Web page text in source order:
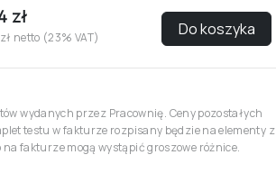
zł
netto (23% VAT) Do koszyka
wydanych przez Pracownię. Ceny pozostałych
testu w fakturze rozpisany będzie na elementy z
fakturze mogą wystąpić groszowe różnice.